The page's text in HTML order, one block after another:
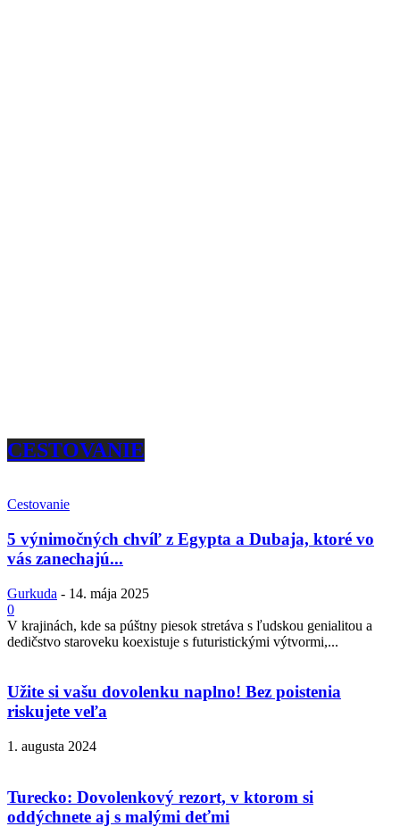
CESTOVANIE
Cestovanie
5 výnimočných chvíľ z Egypta a Dubaja, ktoré vo
vás zanechajú...
Gurkuda - 14. mája 2025
0
V krajinách, kde sa púštny piesok stretáva s ľudskou genialitou a
dedičstvo staroveku koexistuje s futuristickými výtvormi,...
Užite si vašu dovolenku naplno! Bez poistenia
riskujete veľa
1. augusta 2024
Turecko: Dovolenkový rezort, v ktorom si
oddýchnete aj s malými deťmi